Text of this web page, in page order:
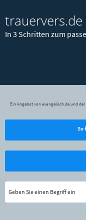
trauervers.de
In 3 Schritten zum
Ein Angebot von evangelisch.de und
So